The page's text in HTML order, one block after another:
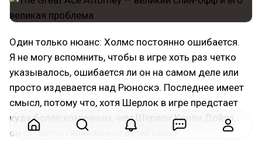
Один только нюанс: Холмс постоянно ошибается.
Я не могу вспомнить, чтобы в игре хоть раз четко
указывалось, ошибается ли он на самом деле или
просто издевается над Рюноскэ. Последнее имеет
смысл, потому что, хотя Шерлок в игре предстает
куда более комичным, чем Шерлок Конан Дойла,
он остается гениальным детективом.